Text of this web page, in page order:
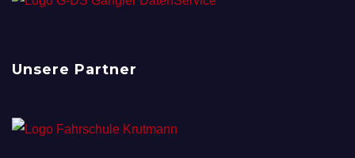
Unsere Partner